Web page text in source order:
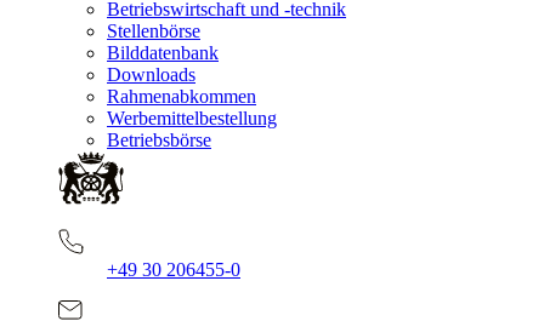
Betriebswirtschaft und -technik
Stellenbörse
Bilddatenbank
Downloads
Rahmenabkommen
Werbemittelbestellung
Betriebsbörse
+49 30 206455-0